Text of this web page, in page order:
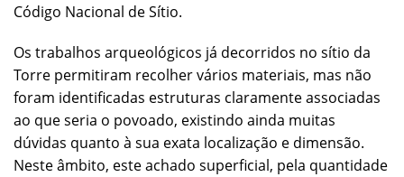
Código Nacional de Sítio.
Os trabalhos arqueológicos já decorridos no sítio da
Torre permitiram recolher vários materiais, mas não
foram identificadas estruturas claramente associadas
ao que seria o povoado, existindo ainda muitas
dúvidas quanto à sua exata localização e dimensão.
Neste âmbito, este achado superficial, pela quantidade